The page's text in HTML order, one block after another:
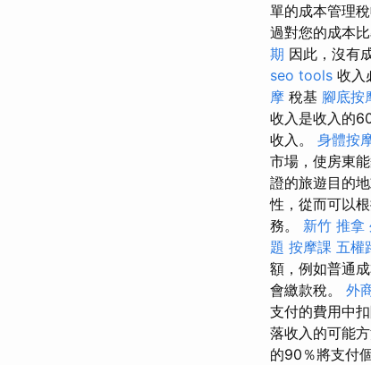
單的成本管理
過對您的成本
期 因此，沒有
seo tools 收入
摩 稅基 腳底按
收入是收入的
收入。 身體按
市場，使房東
證的旅遊目的
性，從而可以
務。 新竹 推拿
題 按摩課 五權
額，例如普通
會繳款稅。 外
支付的費用中
落收入的可能方
的90％將支付